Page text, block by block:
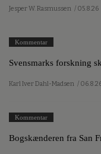
Jesper W. Rasmussen / 05.8.26
Kommentar
Svensmarks forskning
Karl Iver Dahl-Madsen /
Kommentar
Bogskænderen fra San